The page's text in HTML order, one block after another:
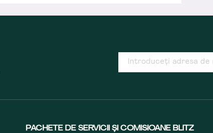
PACHETE DE SERVICII ȘI COMISIOANE BLITZ